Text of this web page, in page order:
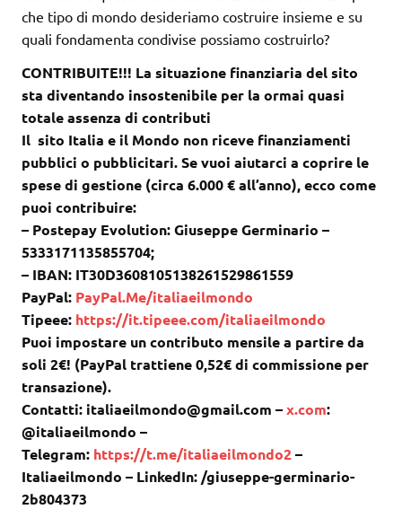
che tipo di mondo desideriamo costruire insieme e su
quali fondamenta condivise possiamo costruirlo?
CONTRIBUITE!!! La situazione finanziaria del sito
sta diventando insostenibile per la ormai quasi
totale assenza di contributi
Il sito Italia e il Mondo non riceve finanziamenti
pubblici o pubblicitari. Se vuoi aiutarci a coprire le
spese di gestione (circa 6.000 € all’anno), ecco come
puoi contribuire:
– Postepay Evolution: Giuseppe Germinario –
5333171135855704;
– IBAN: IT30D3608105138261529861559
PayPal: PayPal.Me/italiaeilmondo
Tipeee: https://it.tipeee.com/italiaeilmondo
Puoi impostare un contributo mensile a partire da
soli 2€! (PayPal trattiene 0,52€ di commissione per
transazione).
Contatti: italiaeilmondo@gmail.com –x.com:
@italiaeilmondo –
Telegram: https://t.me/italiaeilmondo2–
Italiaeilmondo – LinkedIn: /giuseppe-germinario-
2b804373